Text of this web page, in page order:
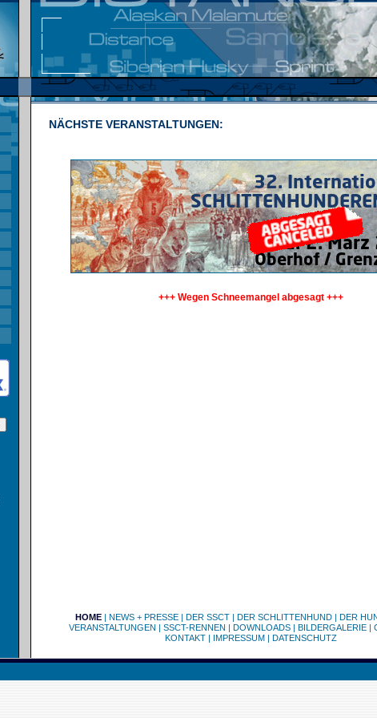
NÄCHSTE VERANSTALTUNGEN:
+++ Wegen Schneemangel abgesagt +++
HOME| NEWS + PRESSE| DER SSCT| DER SCHLITTENHUND| DER
VERANSTALTUNGEN | SSCT-RENNEN | DOWNLOADS| BILDERGALERIE|
KONTAKT| IMPRESSUM| DATENSCHUTZ